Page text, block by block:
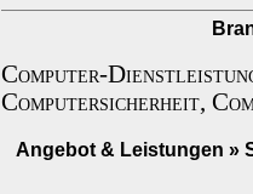
Computer-
Computersicherheit,
Angebot & Leistungen »